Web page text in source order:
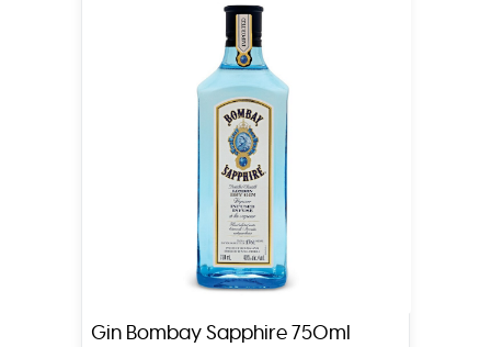
Gin Bombay Sapphire 750ml